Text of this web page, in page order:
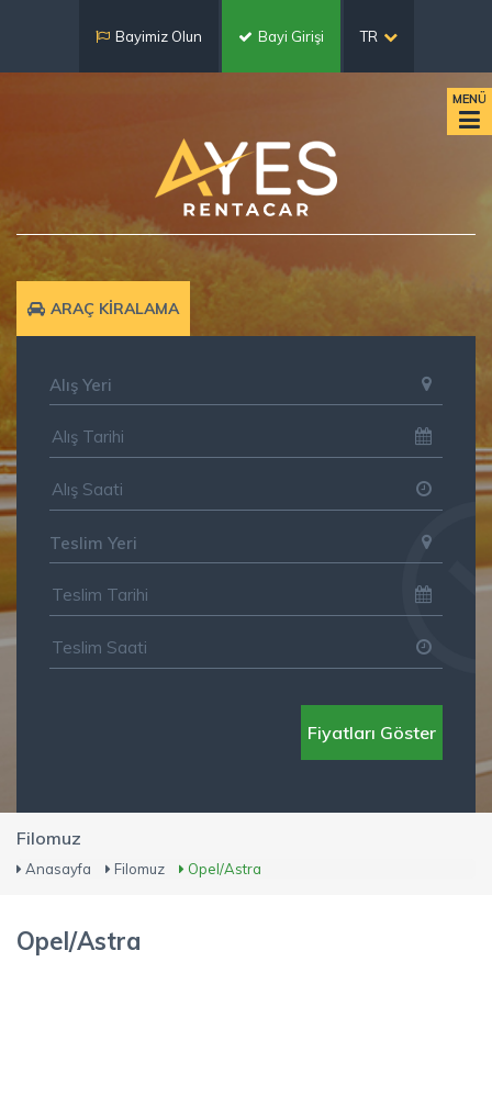
Bayimiz Olun Bayi Girişi TR
MENÜ
ARAÇ KİRALAMA
Alış Yeri
Teslim Yeri
Fiyatları Göster
Filomuz
Anasayfa Filomuz Opel/Astra
Opel/Astra